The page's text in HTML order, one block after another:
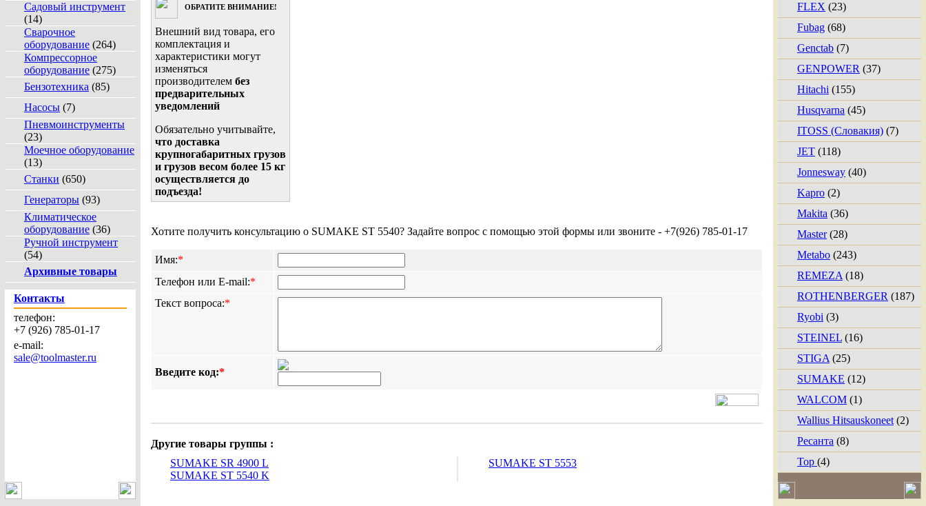
Садовый инструмент
(14)
Сварочное
оборудование (264)
Компрессорное
оборудование (275)
Бензотехника (85)
Насосы (7)
Пневмоинструменты
(23)
Моечное оборудование
(13)
Станки (650)
Генераторы (93)
Климатическое
оборудование (36)
Ручной инструмент
(54)
Архивные товары
Контакты
телефон:
+7 (926) 785-01-17
e-mail:
sale@toolmaster.ru
ОБРАТИТЕ ВНИМАНИЕ!
Внешний вид товара, его
комплектация и
характеристики могут
изменяться
производителем без
предварительных
уведомлений
Обязательно учитывайте,
что доставка
крупногабаритных грузов
и грузов весом более 15 кг
осуществляется до
подъезда!
Хотите получить консультацию о SUMAKE ST 5540? Задайте вопрос с помощью этой формы или звоните - +7(926) 785-01-17
Имя:*
Телефон или E-mail:*
Текст вопроса:*
Введите код:*
Другие товары группы :
SUMAKE SR 4900 L
SUMAKE ST 5540 K
SUMAKE ST 5553
FLEX (23)
Fubag (68)
Genctab (7)
GENPOWER (37)
Hitachi (155)
Husqvarna (45)
ITOSS (Словакия) (7)
JET (118)
Jonnesway (40)
Kapro (2)
Makita (36)
Master(28)
Metabo (243)
REMEZA (18)
ROTHENBERGER (187)
Ryobi (3)
STEINEL (16)
STIGA (25)
SUMAKE (12)
WALCOM (1)
Wallius Hitsauskoneet (2)
Ресанта (8)
Тор (4)